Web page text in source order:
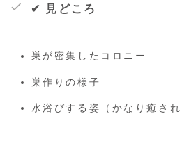
✔ 見どころ
巣が密集したコロニー
巣作りの様子
水浴びする姿（かなり癒され